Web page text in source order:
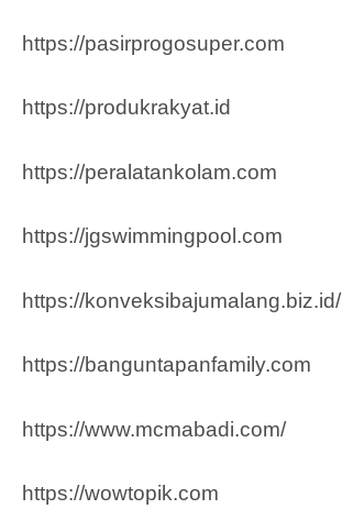
https://pasirprogosuper.com
https://produkrakyat.id
https://peralatankolam.com
https://jgswimmingpool.com
https://konveksibajumalang.biz.id/
https://banguntapanfamily.com
https://www.mcmabadi.com/
https://wowtopik.com